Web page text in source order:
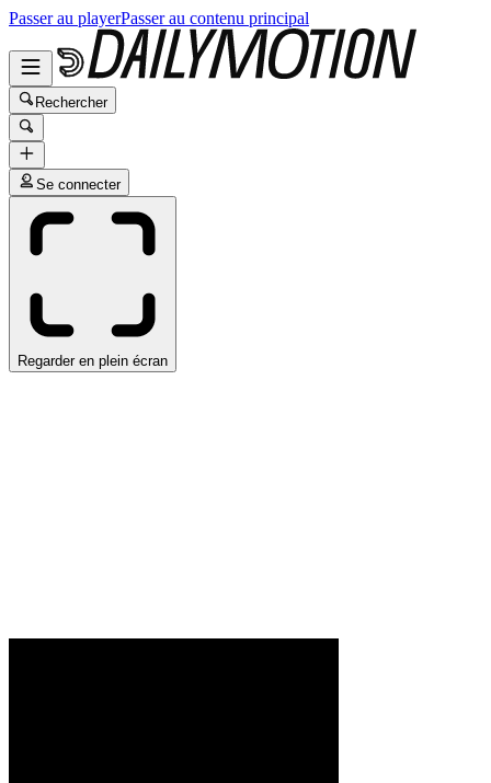
Passer au playerPasser au contenu principal
Rechercher
Se connecter
Regarder en plein écran